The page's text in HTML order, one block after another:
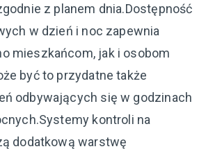
z planem dnia.Dostępność
w dzień i noc zapewnia
mieszkańcom, jak i osobom
być to przydatne także
odbywających się w godzinach
kontroli na
dodatkową warstwę